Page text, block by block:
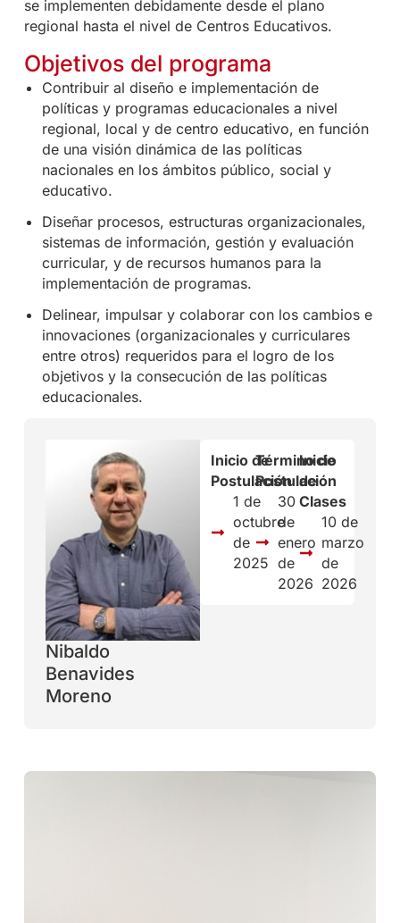
se implementen debidamente desde el plano
regional hasta el nivel de Centros Educativos.
Objetivos del programa
Contribuir al diseño e implementación de
políticas y programas educacionales a nivel
regional, local y de centro educativo, en función
de una visión dinámica de las políticas
nacionales en los ámbitos público, social y
educativo.
Diseñar procesos, estructuras organizacionales,
sistemas de información, gestión y evaluación
curricular, y de recursos humanos para la
implementación de programas.
Delinear, impulsar y colaborar con los cambios e
innovaciones (organizacionales y curriculares
entre otros) requeridos para el logro de los
objetivos y la consecución de las políticas
educacionales.
Nibaldo
Benavides
Moreno
Inicio de
Postulación
1 de
octubre
de
2025
Término de
Postulación
30
de
enero
de
2026
Inicio
de
Clases
10 de
marzo
de
2026